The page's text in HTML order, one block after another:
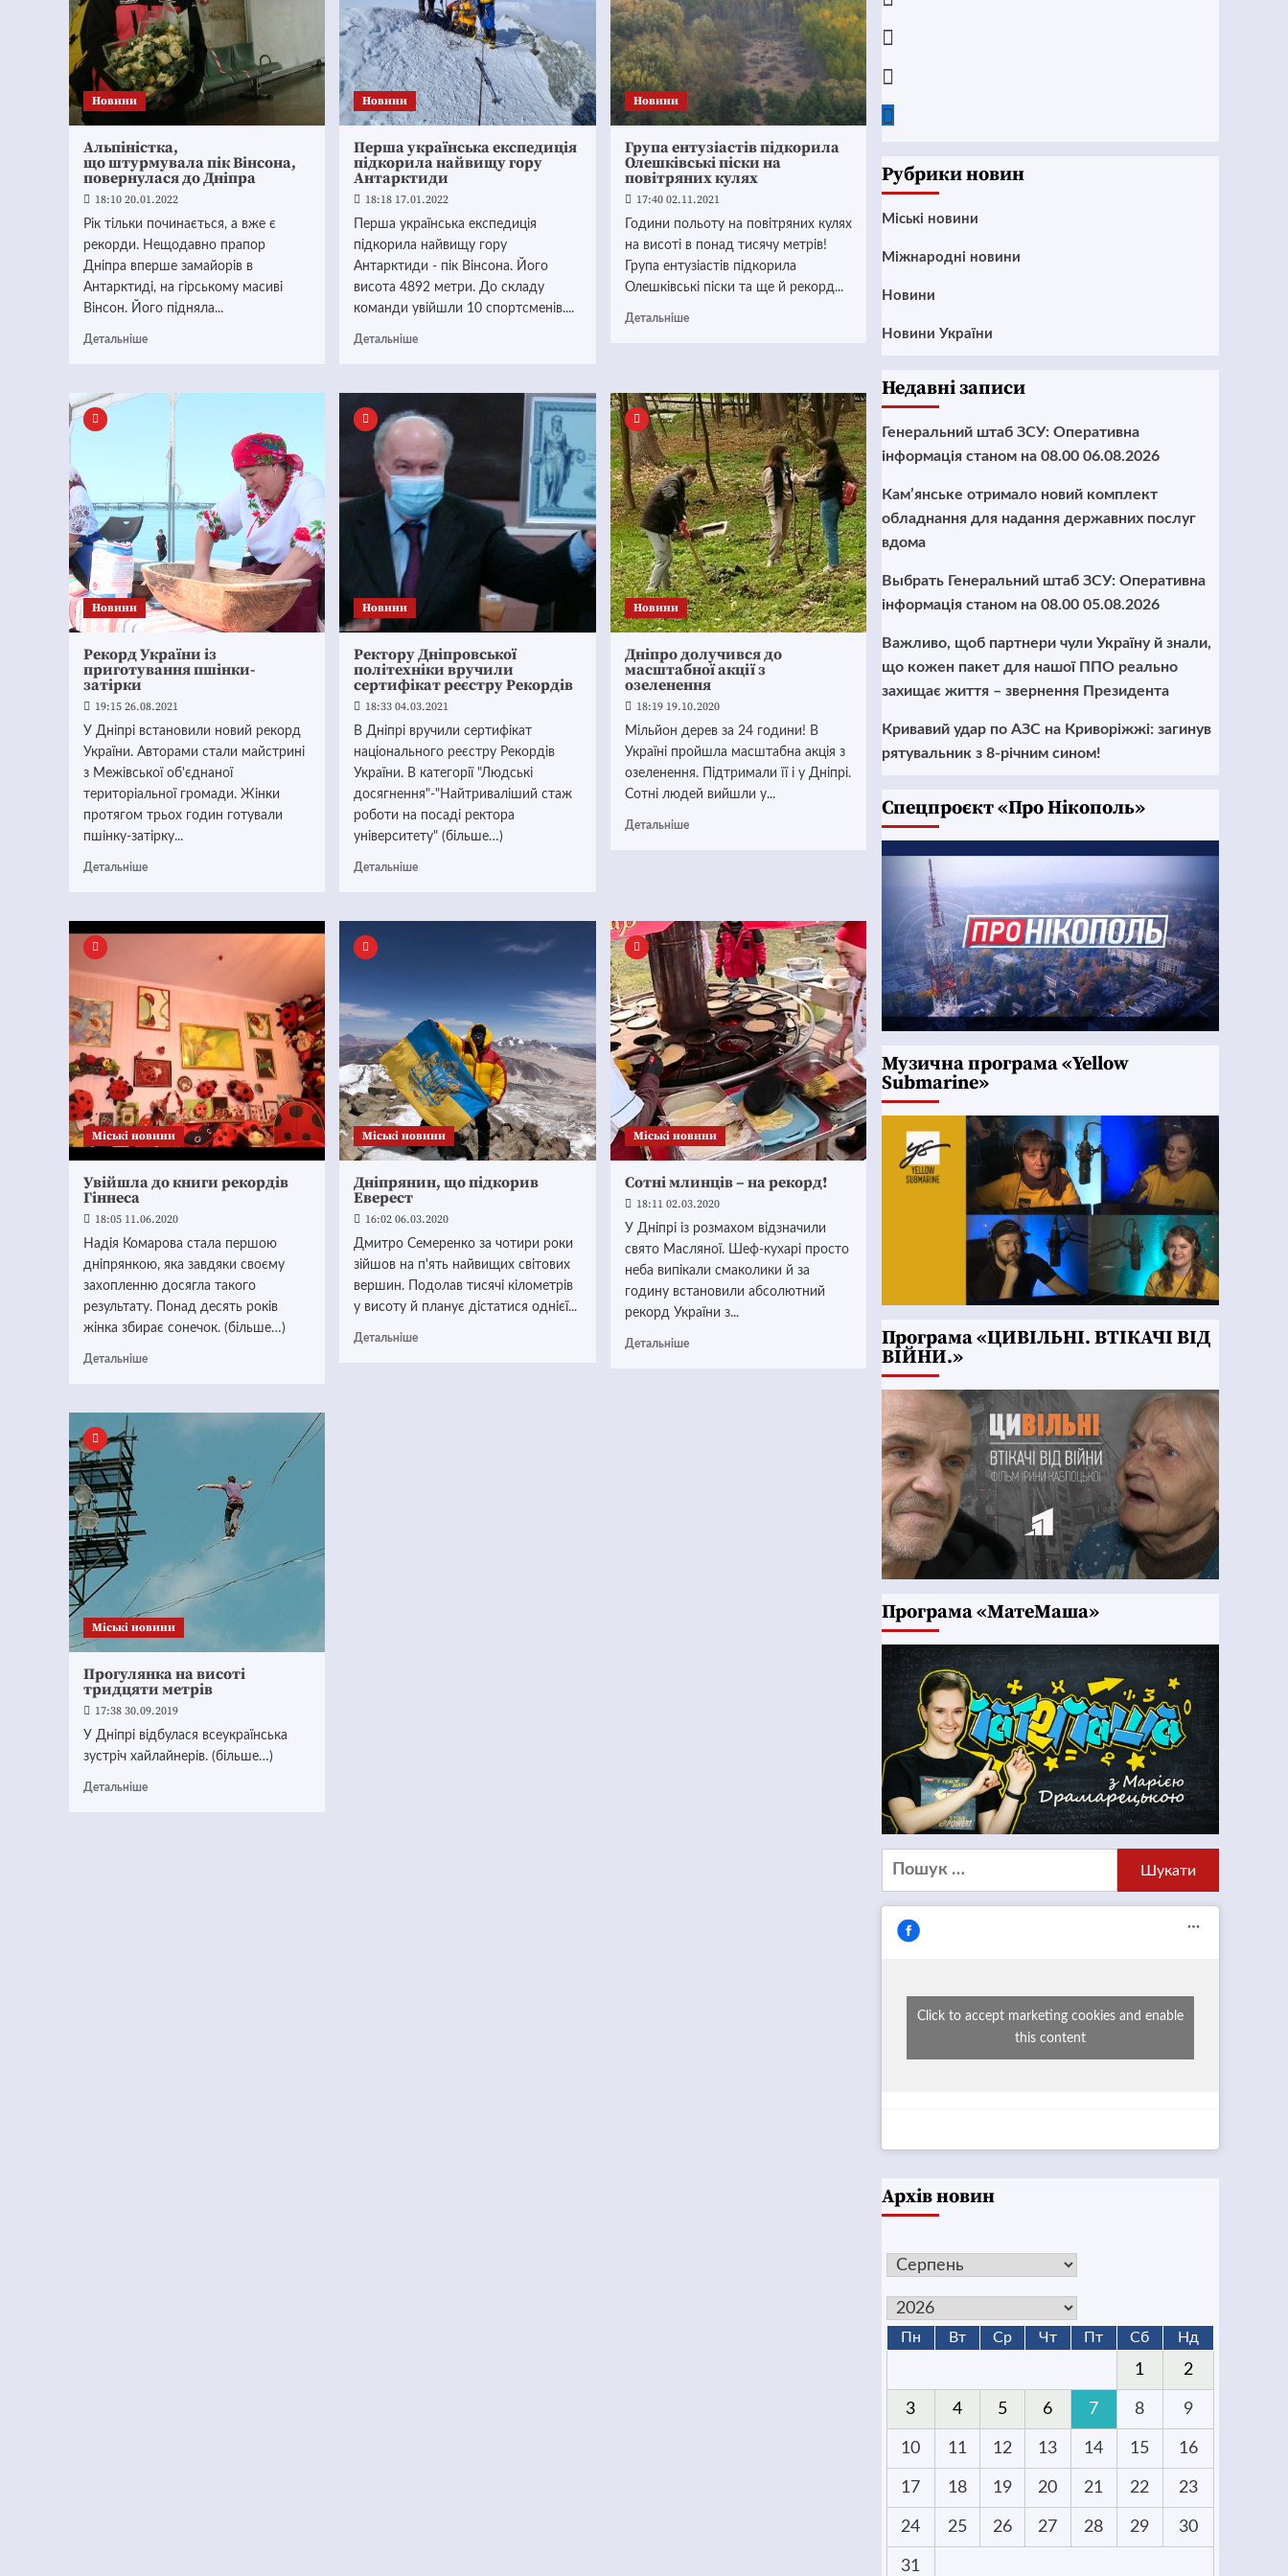
Новини
Альпіністка,
що штурмувала пік Вінсона,
повернулася до Дніпра
18:10 20.01.2022
Рік тільки починається, а вже є
рекорди. Нещодавно прапор
Дніпра вперше замайорів в
Антарктиді, на гірському масиві
Вінсон. Його підняла...
Детальніше
Новини
Перша українська експедиція
підкорила найвищу гору
Антарктиди
18:18 17.01.2022
Перша українська експедиція
підкорила найвищу гору
Антарктиди - пік Вінсона. Його
висота 4892 метри. До складу
команди увійшли 10 спортсменів....
Детальніше
Новини
Група ентузіастів підкорила
Олешківські піски на
повітряних кулях
17:40 02.11.2021
Години польоту на повітряних кулях
на висоті в понад тисячу метрів!
Група ентузіастів підкорила
Олешківські піски та ще й рекорд...
Детальніше
Новини
Рекорд України із
приготування пшінки-
затірки
19:15 26.08.2021
У Дніпрі встановили новий рекорд
України. Авторами стали майстрині
з Межівської об'єднаної
територіальної громади. Жінки
протягом трьох годин готували
пшінку-затірку...
Детальніше
Новини
Ректору Дніпровської
політехніки вручили
сертифікат реєстру Рекордів
18:33 04.03.2021
В Дніпрі вручили сертифікат
національного реєстру Рекордів
України. В категорії "Людські
досягнення"-"Найтриваліший стаж
роботи на посаді ректора
університету" (більше…)
Детальніше
Новини
Дніпро долучився до
масштабної акції з
озеленення
18:19 19.10.2020
Мільйон дерев за 24 години! В
Україні пройшла масштабна акція з
озеленення. Підтримали її і у Дніпрі.
Сотні людей вийшли у...
Детальніше
Mіські новини
Увійшла до книги рекордів
Гіннеса
18:05 11.06.2020
Надія Комарова стала першою
дніпрянкою, яка завдяки своєму
захопленню досягла такого
результату. Понад десять років
жінка збирає сонечок. (більше…)
Детальніше
Mіські новини
Дніпрянин, що підкорив
Еверест
16:02 06.03.2020
Дмитро Семеренко за чотири роки
зійшов на п'ять найвищих світових
вершин. Подолав тисячі кілометрів
у висоту й планує дістатися однієї...
Детальніше
Mіські новини
Сотні млинців – на рекорд!
18:11 02.03.2020
У Дніпрі із розмахом відзначили
свято Масляної. Шеф-кухарі просто
неба випікали смаколики й за
годину встановили абсолютний
рекорд України з...
Детальніше
Mіські новини
Прогулянка на висоті
тридцяти метрів
17:38 30.09.2019
У Дніпрі відбулася всеукраїнська
зустріч хайлайнерів. (більше…)
Детальніше
Рубрики новин
Mіські новини
Міжнародні новини
Новини
Новини України
Недавні записи
Генеральний штаб ЗСУ: Оперативна
інформація станом на 08.00 06.08.2026
Кам’янське отримало новий комплект
обладнання для надання державних послуг
вдома
Выбрать Генеральний штаб ЗСУ: Оперативна
інформація станом на 08.00 05.08.2026
Важливо, щоб партнери чули Україну й знали,
що кожен пакет для нашої ППО реально
захищає життя – звернення Президента
Кривавий удар по АЗС на Криворіжжі: загинув
рятувальник з 8-річним сином!
Cпецпроєкт «Про Нікополь»
Музична програма «Yellow
Submarine»
Програма «ЦИВІЛЬНІ. ВТІКАЧІ ВІД
ВІЙНИ.»
Програма «МатеМаша»
Пошук:
Click to accept marketing cookies and enable
this content
Архів новин
Пн Вт Ср Чт Пт Сб Нд
1 2
3 4 5 6 7 8 9
10 11 12 13 14 15 16
17 18 19 20 21 22 23
24 25 26 27 28 29 30
31